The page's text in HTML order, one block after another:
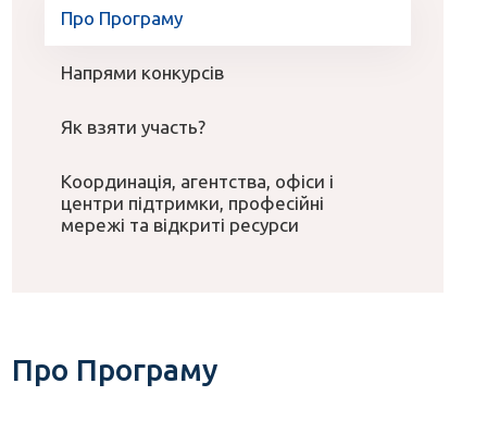
Про Програму
Напрями конкурсів
Як взяти участь?
Координація, агентства, офіси і
центри підтримки, професійні
мережі та відкриті ресурси
Про Програму